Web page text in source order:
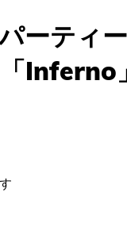
ーティ
Inferno